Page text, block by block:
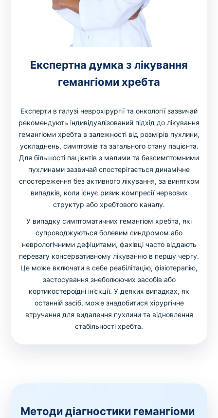
Експертна думка з лікування
гемангіоми хребта
Експерти в галузі неврохірургії та онкології зазвичай
рекомендують індивідуалізований підхід до лікування
гемангіоми хребта в залежності від розмірів пухлини,
ускладнень, симптомів та загального стану пацієнта.
Для більшості пацієнтів з малими та безсимптомними
пухлинами зазвичай спостерігається динамічне
спостереження без активного лікування, за винятком
випадків, коли існує ризик компресії нервових
структур або хребтового каналу.
У випадку симптоматичних гемангіом хребта, які
супроводжуються болевим синдромом або
неврологічними дефіцитами, фахівці часто віддають
перевагу консервативному лікуванню в першу чергу.
Це може включати в себе реабілітацію, фізіотерапію,
застосування знеболюючих засобів або
кортикостероїдні ін’єкції. У деяких випадках, як
останній засіб, може знадобитися хірургічне
втручання для видалення пухлини та відновлення
стабільності хребта.
Методи діагностики гемангіоми